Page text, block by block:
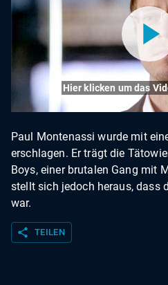
Hier klicken um das
Paul Montenassi wurde mit
erschlagen. Er trägt die
Boys, einer brutalen Gang mit
stellt sich jedoch heraus, dass
war.
share TEILEN